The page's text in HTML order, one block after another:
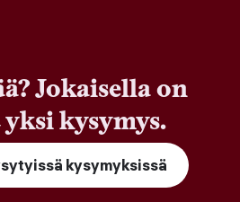
Jokaisella on
yksi kysymys.
kysymyksissä